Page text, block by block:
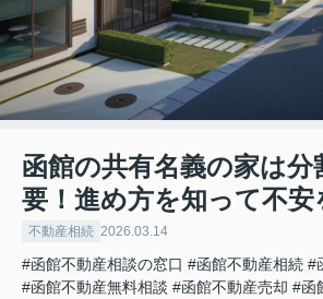
函館の共有名義の家は分
要！進め方を知って不安
不動産相続 2026.03.14
#函館不動産相談の窓口 #函館不動産相続 #
#函館不動産無料相談 #函館不動産売却 #函